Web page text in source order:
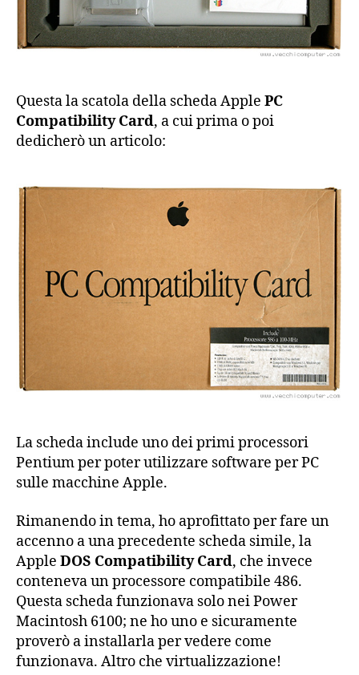
Questa la scatola della scheda Apple PC
Compatibility Card, a cui prima o poi
dedicherò un articolo:
La scheda include uno dei primi processori
Pentium per poter utilizzare software per PC
sulle macchine Apple.
Rimanendo in tema, ho aprofittato per fare un
accenno a una precedente scheda simile, la
Apple DOS Compatibility Card, che invece
conteneva un processore compatibile 486.
Questa scheda funzionava solo nei Power
Macintosh 6100; ne ho uno e sicuramente
proverò a installarla per vedere come
funzionava. Altro che virtualizzazione!